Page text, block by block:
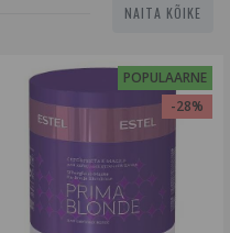
NAITA KÕIKE
POPULAARNE
-28%